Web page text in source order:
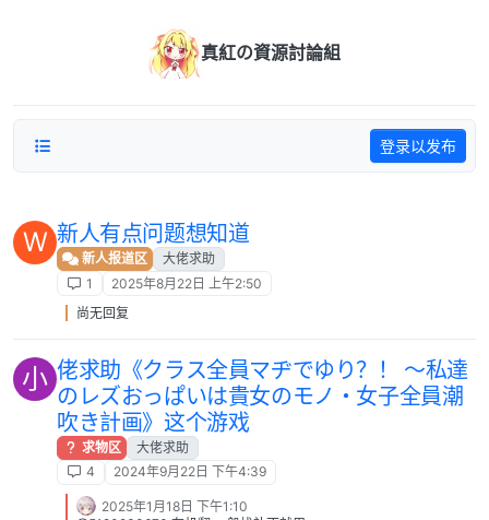
真紅の資源討論組
登录以发布
W 新人有点问题想知道
新人报道区
大佬求助
1
2025年8月22日 上午2:50
尚无回复
小 佬求助《クラス全員マヂでゆり？！ ～私達
のレズおっぱいは貴女のモノ・女子全員潮
吹き計画》这个游戏
求物区
大佬求助
4
2024年9月22日 下午4:39
2025年1月18日 下午1:10